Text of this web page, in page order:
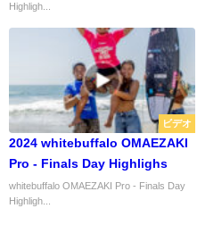
Highligh...
ビデオ
2024 whitebuffalo OMAEZAKI
Pro - Finals Day Highlighs
whitebuffalo OMAEZAKI Pro - Finals Day
Highligh...